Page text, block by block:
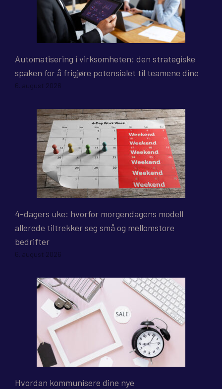
Automatisering i virksomheten: den strategiske
spaken for å frigjøre potensialet til teamene dine
6. august 2026
4-dagers uke: hvorfor morgendagens modell
allerede tiltrekker seg små og mellomstore
bedrifter
6. august 2026
Hvordan kommunisere dine nye